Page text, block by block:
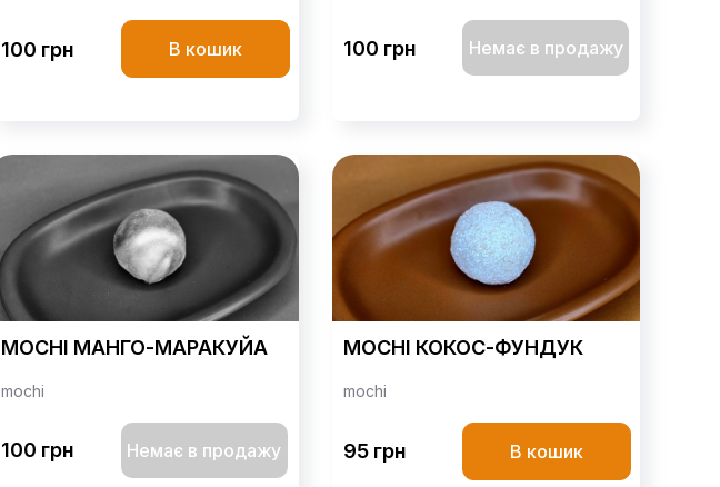
100 грн В кошик 100 грн Немає в продажу
MOCHI МАНГО-МАРАКУЙА
mochi
100 грн Немає в продажу
MOCHI КОКОС-ФУНДУК
mochi
95 грн В кошик